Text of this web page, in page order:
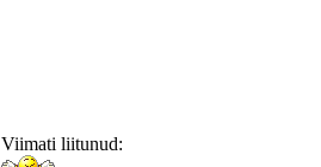
Viimati liitunud: